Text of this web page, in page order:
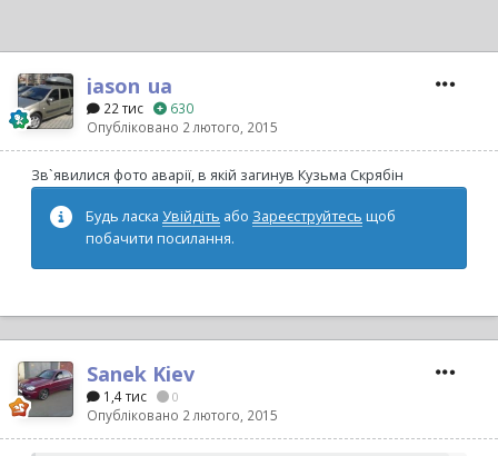
jason_ua
22 тис
630
Опубліковано 2 лютого, 2015
Зв`явилися фото аварії, в якій загинув Кузьма Скрябін
Будь ласка Увійдіть або Зареєструйтесь щоб
побачити посилання.
Sanek Kiev
1,4 тис 0
Опубліковано 2 лютого, 2015